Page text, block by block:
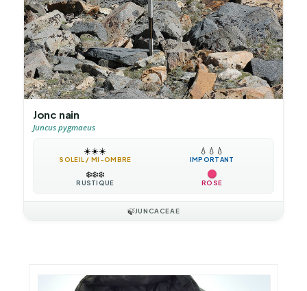
Jonc nain
Juncus pygmaeus
☀️☀️☀️
SOLEIL / MI-OMBRE
💧 💧 💧
IMPORTANT
❄️❄️❄️
RUSTIQUE ROSE
🍃JUNCACEAE